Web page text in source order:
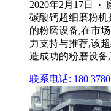
2020年2月17日 ·
碳酸钙超细磨粉
的粉磨设备,在市
力支持与推荐,该
造成功的粉磨设备
联系电话: 180 3780